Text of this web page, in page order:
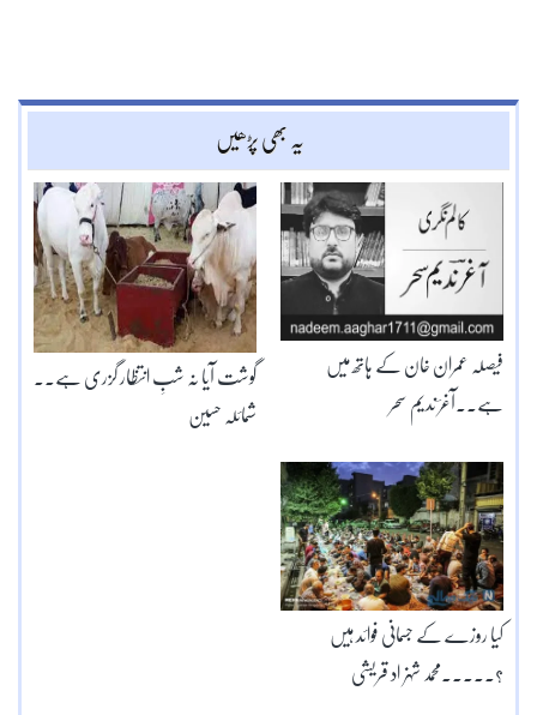
یہ بھی پڑھیں
گوشت آیا نہ شبِ انتظار گزری ہے۔۔
شمائلہ حسین
فیصلہ عمران خان کے ہاتھ میں
ہے۔۔آغرؔ ندیم سحر
کیا روزے کے جسمانی فوائد ہیں
؟۔۔۔۔۔محمد شہزاد قریشی